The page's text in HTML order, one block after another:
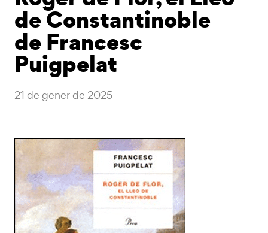
de Constantinoble
de Francesc
Puigpelat
21 de gener de 2025